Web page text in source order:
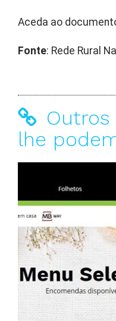
Aceda ao
Fonte: Rede Rural
Outros
lhe